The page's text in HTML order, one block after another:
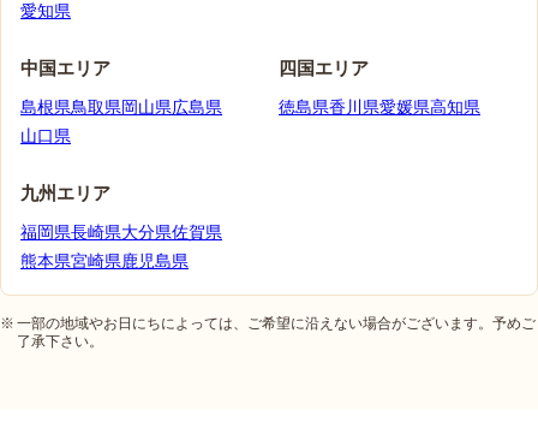
愛知県
中国エリア
島根県鳥取県岡山県広島県
山口県
四国エリア
徳島県香川県愛媛県高知県
九州エリア
福岡県長崎県大分県佐賀県
熊本県宮崎県鹿児島県
一部の地域やお日にちによっては、ご希望に沿えない場合がございます。予めご
了承下さい。